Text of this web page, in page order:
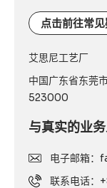
点击前往常
艾思尼工艺厂
中国广东省东莞
523000
与真实的业务
电子邮箱
联系电话